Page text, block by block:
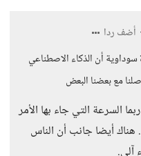
أضف ردا
أن الذكاء الاصطناعي
مع بعضنا البعض
السرعة التي جاء بها الأمر
أيضا جانب أن الناس